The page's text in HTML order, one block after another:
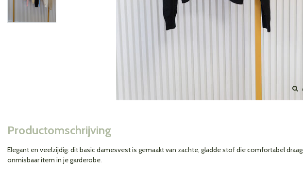
Productomschrijving
Elegant en veelzijdig: dit basic damesvest is gemaakt van zachte, gladde stof die comfortabel
onmisbaar item in je garderobe.